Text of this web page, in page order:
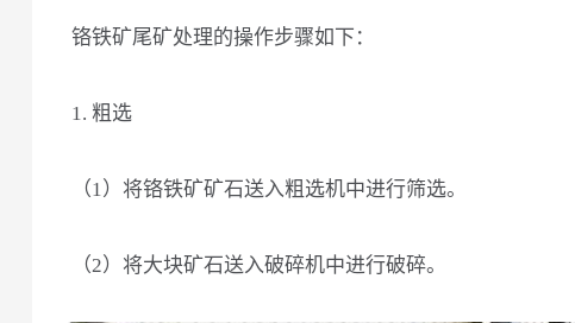
铬铁矿尾矿处理的操作步骤如下：
1. 粗选
（1）将铬铁矿矿石送入粗选机中进行筛选。
（2）将大块矿石送入破碎机中进行破碎。